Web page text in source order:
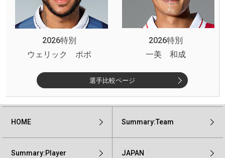
2026特別
2026特別
ウェリック ポポ
一美 和成
選手比較ページ
HOME Summary:Team
Summary:Player JAPAN